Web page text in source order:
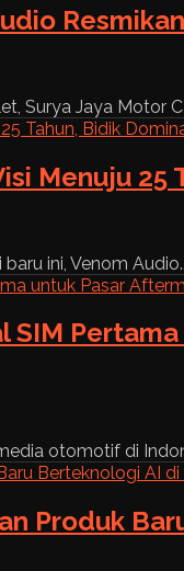
Surya Jaya Motor
Menuju
ini, Venom
SIM
otomotif di
Produk